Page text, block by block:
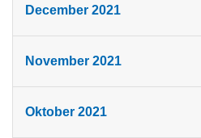
December 2021
November 2021
Oktober 2021